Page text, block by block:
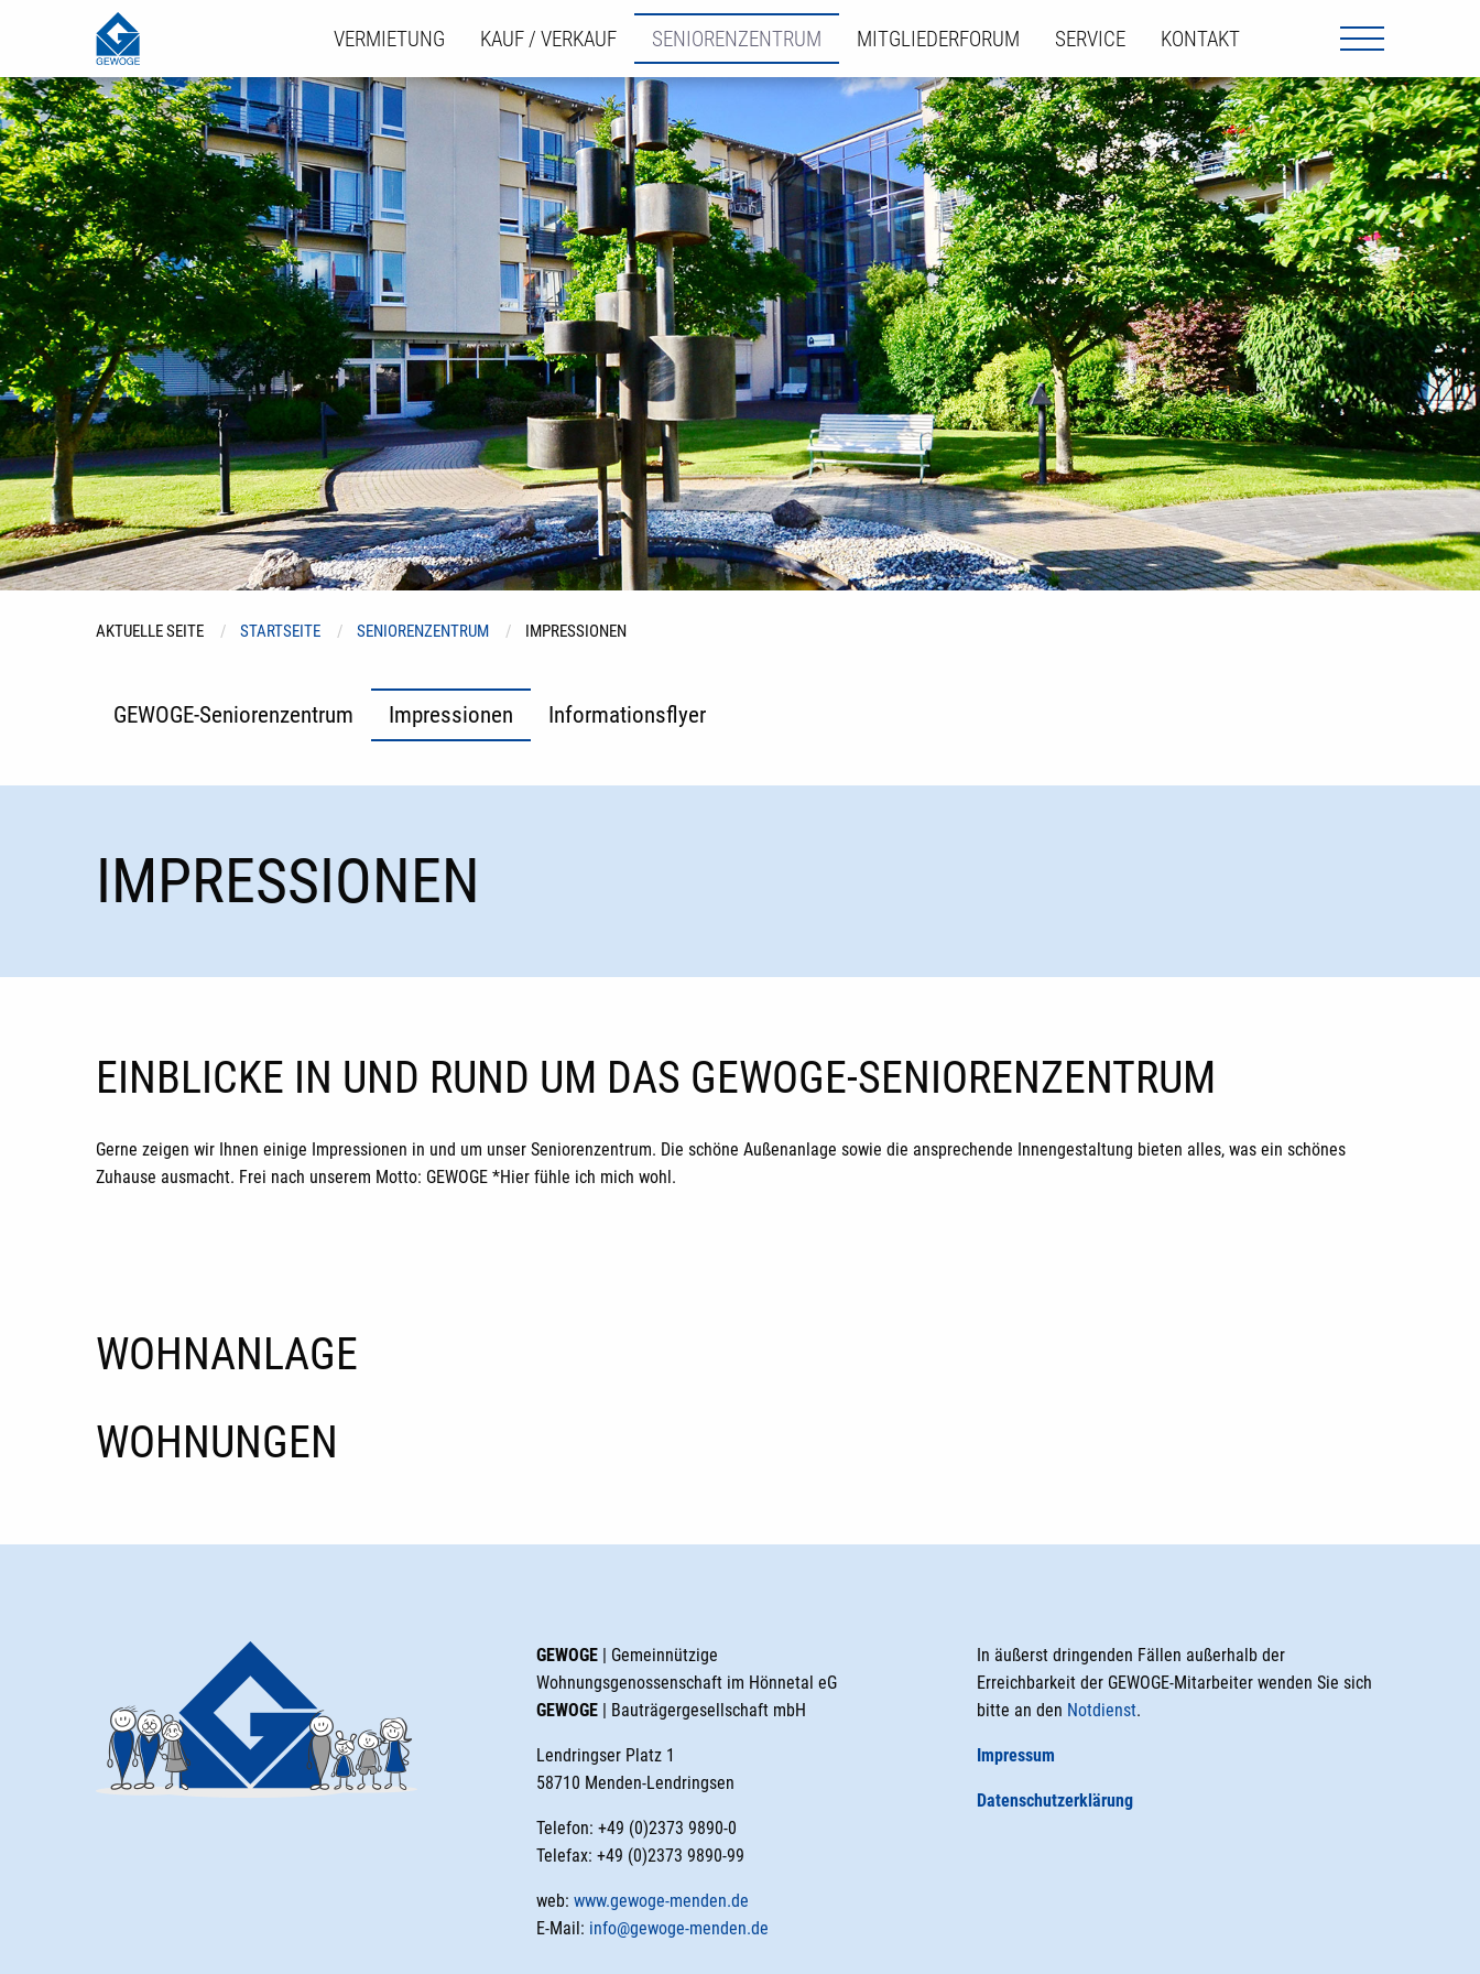
VERMIETUNG KAUF / VERKAUF SENIORENZENTRUM MITGLIEDERFORUM SERVICE KONTAKT
AKTUELLE SEITE STARTSEITE SENIORENZENTRUM IMPRESSIONEN
GEWOGE-Seniorenzentrum Impressionen Informationsflyer
IMPRESSIONEN
EINBLICKE IN UND RUND UM DAS GEWOGE-SENIORENZENTRUM
Gerne zeigen wir Ihnen einige Impressionen in und um unser Seniorenzentrum. Die schöne Außenanlage sowie die ansprechende Innengestaltung bieten alles, was ein schönes
Zuhause ausmacht. Frei nach unserem Motto: GEWOGE *Hier fühle ich mich wohl.
WOHNANLAGE
WOHNUNGEN
GEWOGE| Gemeinnützige
Wohnungsgenossenschaft im Hönnetal eG
GEWOGE| Bauträgergesellschaft mbH
Lendringser Platz 1
58710 Menden-Lendringsen
Telefon: +49 (0)2373 9890-0
Telefax: +49 (0)2373 9890-99
web: www.gewoge-menden.de
E-Mail: info@gewoge-menden.de
In äußerst dringenden Fällen außerhalb der
Erreichbarkeit der GEWOGE-Mitarbeiter wenden Sie sich
bitte an den Notdienst.
Impressum
Datenschutzerklärung